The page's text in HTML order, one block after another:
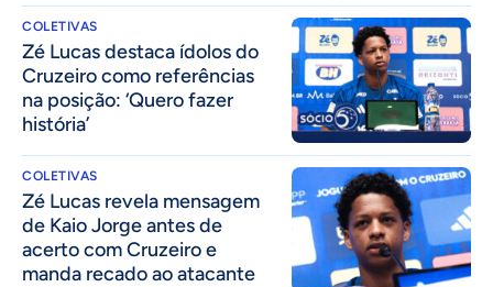
COLETIVAS
Zé Lucas destaca ídolos do
Cruzeiro como referências
na posição: ‘Quero fazer
história’
COLETIVAS
Zé Lucas revela mensagem
de Kaio Jorge antes de
acerto com Cruzeiro e
manda recado ao atacante